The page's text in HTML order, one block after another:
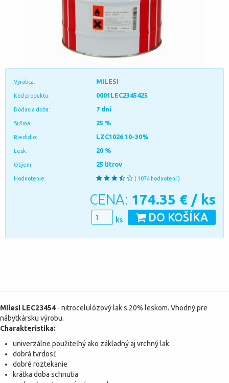
Výrobca: MILESI
Kód produktu: 0001LEC2345425
Dodacia doba: 7 dní
Sušina : 25 %
Riedidlo: LZC1026 10-30%
Lesk: 20 %
Objem: 25 litrov
Hodnotenie: ( 1074 hodnotení )
CENA: 174.35 € / ks
DO KOŠÍKA
ks
Milesi LEC23454 - nitrocelulózový lak s 20% leskom. Vhodný pre
nábytkársku výrobu.
Charakteristika:
univerzálne použiteľný ako základný aj vrchný lak
dobrá tvrdosť
dobré roztekanie
krátka doba schnutia